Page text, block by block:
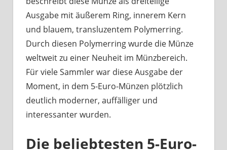
Ausgabe mit äußerem Ring, innerem Kern
und blauem, transluzentem Polymerring.
Durch diesen Polymerring wurde die Münze
weltweit zu einer Neuheit im Münzbereich.
Für viele Sammler war diese Ausgabe der
Moment, in dem 5-Euro-Münzen plötzlich
deutlich moderner, auffälliger und
interessanter wurden.
Die beliebtesten 5-Euro-